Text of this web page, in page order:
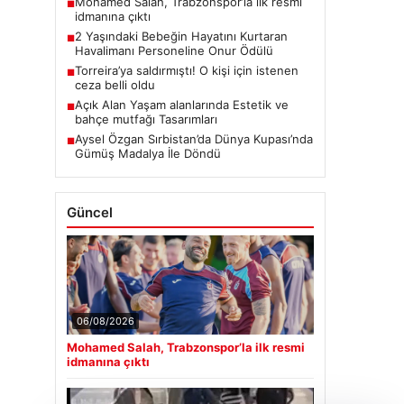
■
idmanına çıktı
■2 Yaşındaki Bebeğin Hayatını Kurtaran
Havalimanı Personeline Onur Ödülü
■Torreira’ya saldırmıştı! O kişi için istenen
ceza belli oldu
■Açık Alan Yaşam alanlarında Estetik ve
bahçe mutfağı Tasarımları
■Aysel Özgan Sırbistan’da Dünya Kupası’nda
Gümüş Madalya İle Döndü
Güncel
06/08/2026
Mohamed Salah, Trabzonspor’la ilk resmi
idmanına çıktı